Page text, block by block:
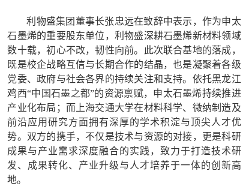
利物盛集团董事长张忠远在致辞中表示，作为申太
石墨烯的重要股东单位，利物盛深耕石墨烯新材料领域
数十载，初心不改，韧性向前。此次联合基地的落成，
既是校企战略互信与长期合作的结晶，也是凝聚着各级
党委、政府与社会各界的持续关注和支持。依托黑龙江
鸡西“中国石墨之都”的资源禀赋，申太石墨烯持续推进
产业化布局；而上海交通大学在材料科学、微纳制造及
前沿应用研究方面拥有深厚的学术积淀与顶尖人才优
势。双方的携手，不仅是技术与资源的对接，更是科研
成果与产业需求深度融合的实践，致力于打造技术研
发、成果转化、产业升级与人才培养于一体的创新高
地。